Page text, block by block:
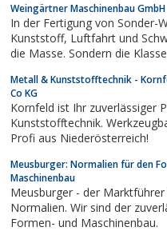
Weingärtner Maschinenbau GmbH
In der Fertigung von Sonder-
Kunststoff, Luftfahrt und Schwerzerspanung entscheidet nicht
die Masse. Sondern die
begeistern hochpräzise
weltweit. Weingärtner definiert...
Metall & Kunststofftechnik -
Co KG
Kornfeld ist Ihr zuverlässiger
Kunststofftechnik.
Profi aus Niederösterreich!
Meusburger: Normalien für den
Maschinenbau
Meusburger - der
Normalien. Wir sind der
Formen- und Maschinenbau.